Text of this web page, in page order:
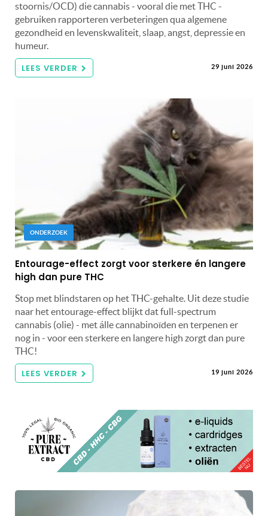
stoornis/OCD) die cannabis - vooral die met THC -
gebruiken rapporteren verbeteringen qua algemene
gezondheid en levenskwaliteit, slaap, angst, depressie en
humeur.
LEES VERDER 29 juni 2026
ONDERZOEK
Entourage-effect zorgt voor sterkere én langere
high dan pure THC
Stop met blindstaren op het THC-gehalte. Uit deze studie
naar het entourage-effect blijkt dat full-spectrum
cannabis (olie) - met álle cannabinoïden en terpenen er
nog in - voor een sterkere en langere high zorgt dan pure
THC!
LEES VERDER 19 juni 2026